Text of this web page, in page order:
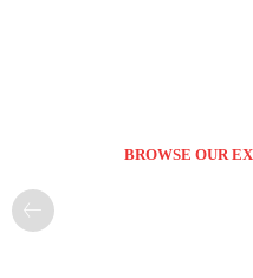
BROWSE OUR